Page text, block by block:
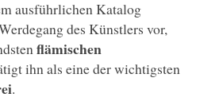
ausführlichen Katalog
des Künstlers vor,
flämischen
ihn als eine der wichtigsten
.